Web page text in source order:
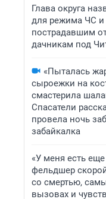
Глава округа
для режима ЧС
пострадавшим
дачникам под
«Пыталась
сыроежки на
смастерила
Спасатели
провела ночь
забайкалка
«У меня есть
фельдшер
со смертью,
вызовах и